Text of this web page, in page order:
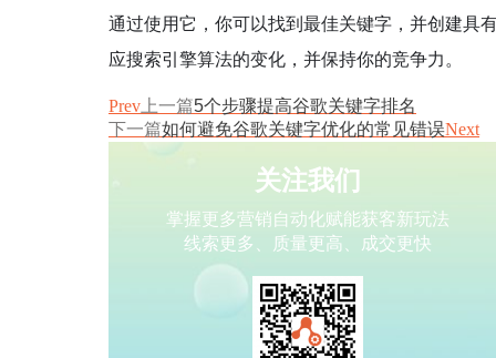
通过使用它，你可以找到最佳关键字，并创建具
应搜索引擎算法的变化，并保持你的竞争力。
Prev 上一篇5个步骤提高谷歌关键字排名
下一篇如何避免谷歌关键字优化的常见错误Next
关注我们
掌握更多营销自动化赋能获客新玩法
线索更多、质量更高、成交更快